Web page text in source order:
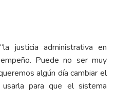
justicia administrativa en
Puede no ser muy
algún día cambiar el
para que el sistema